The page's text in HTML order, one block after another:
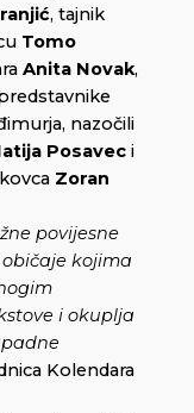
, tajnik
Tomo
Anita Novak,
nazočili
Posavec i
Zoran
povijesne
kojima
i okuplja
Kolendara